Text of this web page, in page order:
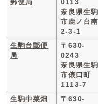
郵便局
0113
奈良県生駒
市鹿ノ台南
2-3-1
生駒台郵便
局
〒630-
0243
奈良県生駒
市俵口町
1113-7
生駒中菜畑
〒630-